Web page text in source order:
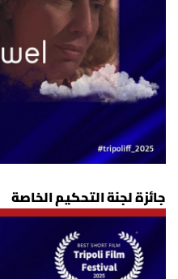
جائزة لجنة التحكيم الخاصة